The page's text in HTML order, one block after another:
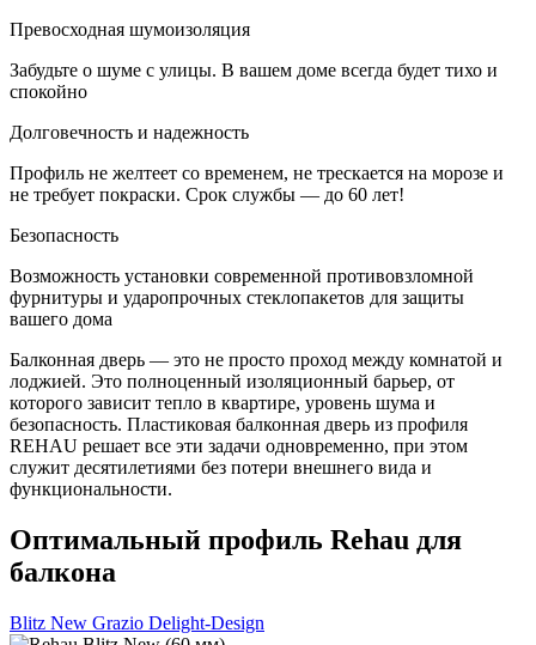
Превосходная шумоизоляция
Забудьте о шуме с улицы. В вашем доме всегда будет тихо и
спокойно
Долговечность и надежность
Профиль не желтеет со временем, не трескается на морозе и
не требует покраски. Срок службы — до 60 лет!
Безопасность
Возможность установки современной противовзломной
фурнитуры и ударопрочных стеклопакетов для защиты
вашего дома
Балконная дверь — это не просто проход между комнатой и
лоджией. Это полноценный изоляционный барьер, от
которого зависит тепло в квартире, уровень шума и
безопасность. Пластиковая балконная дверь из профиля
REHAU решает все эти задачи одновременно, при этом
служит десятилетиями без потери внешнего вида и
функциональности.
Оптимальный профиль Rehau для
балкона
Blitz New Grazio Delight-Design